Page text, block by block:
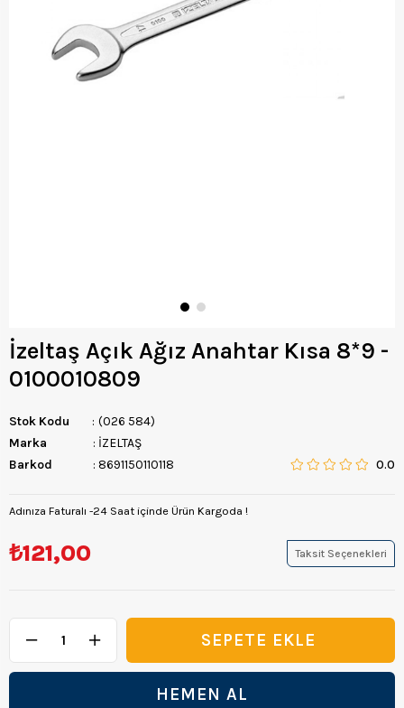
İzeltaş Açık Ağız Anahtar Kısa 8*9 -
0100010809
Stok Kodu
(026 584)
Marka
: İZELTAŞ
Barkod
: 8691150110118 0.0
Adınıza Faturalı -24 Saat içinde Ürün Kargoda !
₺121,00 Taksit Seçenekleri